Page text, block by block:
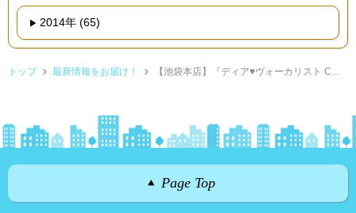
2014年 (65)
トップ 最新情報をお届け！ 【池袋本店】『ディア♥ヴォーカリスト C...
Page Top